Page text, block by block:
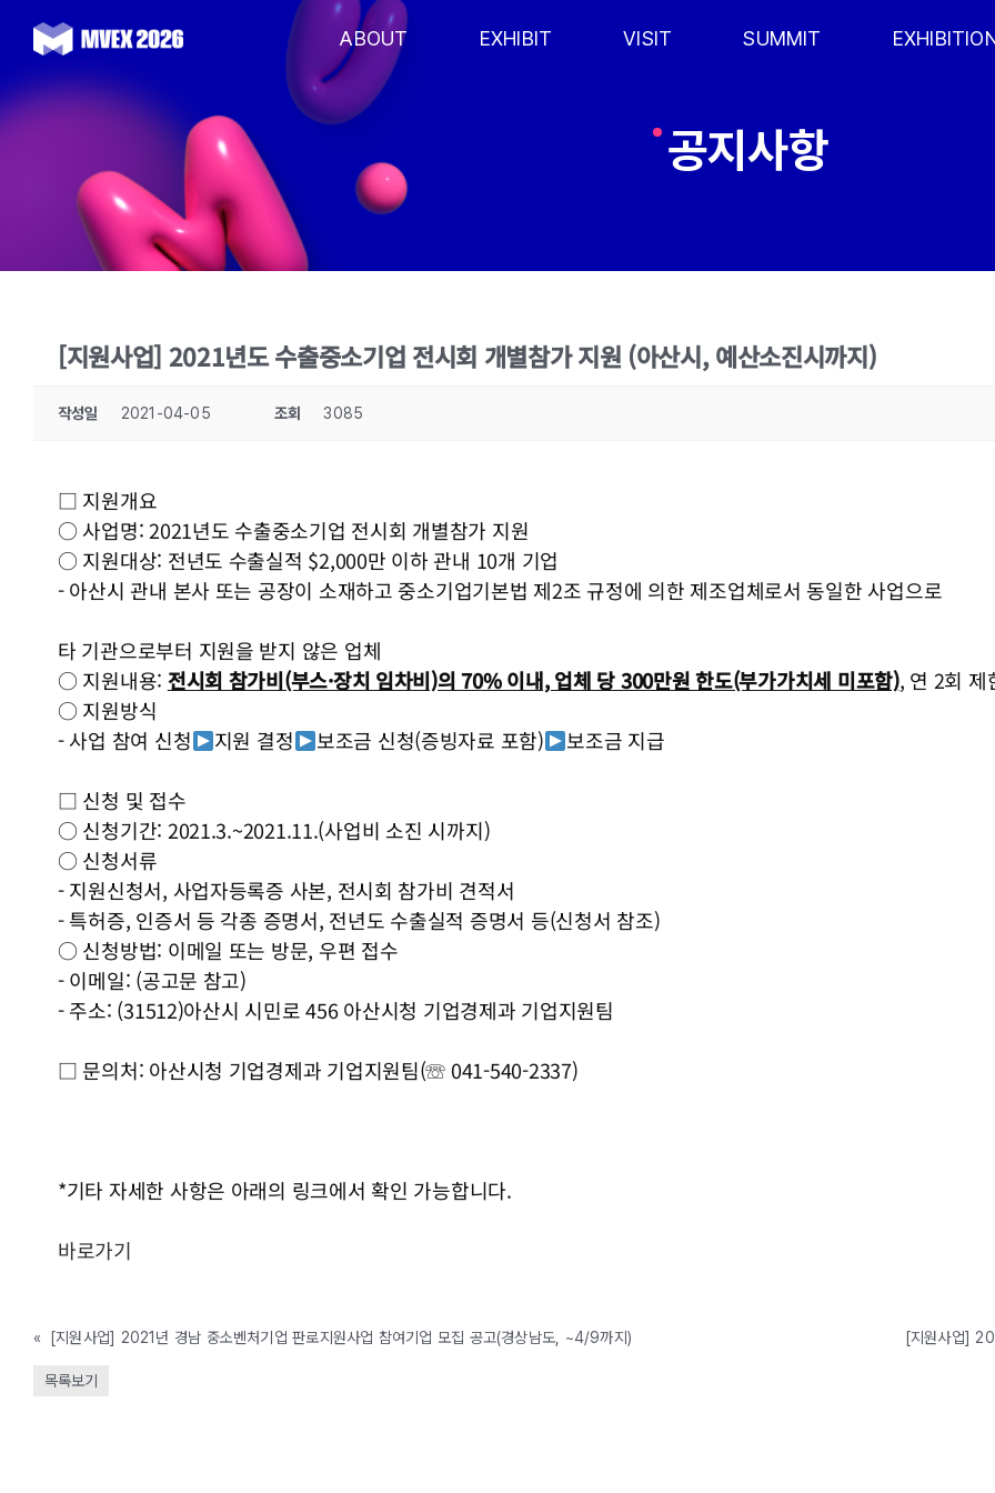
content
ABOUT EXHIBIT VISIT SUMMIT
공지사항
[지원사업] 2021년도 수출중소기업 전시회 개별참가 지원 (아산시, 예산소진시까지)
작성일 2021-04-05 조회 3085
□ 지원개요
○ 사업명: 2021년도 수출중소기업 전시회 개별참가 지원
○ 지원대상: 전년도 수출실적 $2,000만 이하 관내 10개 기업
- 아산시 관내 본사 또는 공장이 소재하고 중소기업기본법 제2조 규정에 의한 제조업체로서 동일한 사업으로
​타 기관으로부터 지원을 받지 않은 업체
○ 지원내용: 전시회 참가비(부스·장치 임차비)의 70% 이내, 업체 당 300만원 한도(부가가치세 미포함), 연 2회 제
○ 지원방식
- 사업 참여 신청
지원 결정 보조금 신청(증빙자료 포함) 보조금 지급
□ 신청 및 접수
○ 신청기간: 2021.3.~2021.11.(사업비 소진 시까지)
○ 신청서류
- 지원신청서, 사업자등록증 사본, 전시회 참가비 견적서
- 특허증, 인증서 등 각종 증명서, 전년도 수출실적 증명서 등(신청서 참조)
○ 신청방법: 이메일 또는 방문, 우편 접수
- 이메일: (공고문 참고)
- 주소: (31512)아산시 시민로 456 아산시청 기업경제과 기업지원팀
□ 문의처: 아산시청 기업경제과 기업지원팀(☏ 041-540-2337)
*기타 자세한 사항은 아래의 링크에서 확인 가능합니다.
바로가기
« [지원사업] 2021년 경남 중소벤처기업 판로지원사업 참여기업 모집 공고(경상남도, ~4/9까지) [지원사업]
목록보기